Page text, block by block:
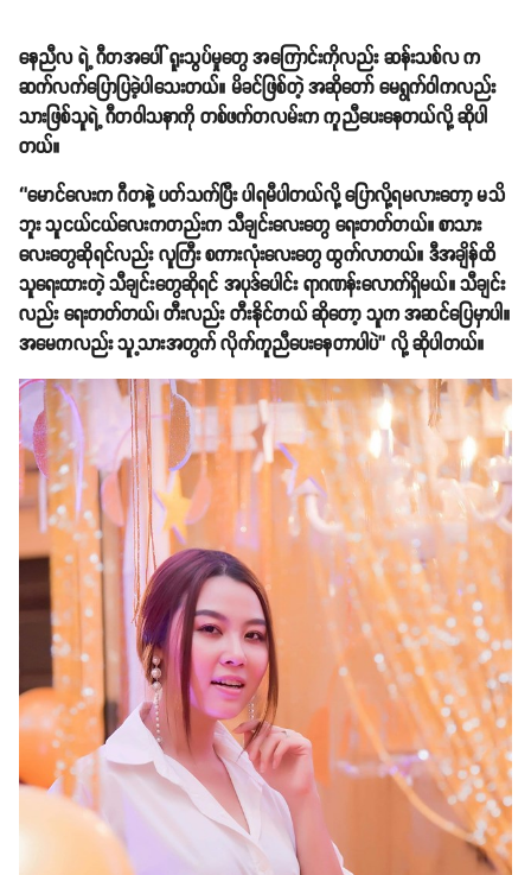
နေညီလ ရဲ့ ဂီတအပေါ် ရူးသွပ်မှုတွေ အကြောင်းကိုလည်း ဆန်းသစ်လ က
ဆက်လက်ပြောပြခဲ့ပါသေးတယ်။ မိခင်ဖြစ်တဲ့ အဆိုတော် မေရွက်ဝါကလည်း
သားဖြစ်သူရဲ့ ဂီတဝါသနာကို တစ်ဖက်တလမ်းက ကူညီပေးနေတယ်လို့ ဆိုပါ
တယ်။
‘’မောင်လေးက ဂီတနဲ့ ပတ်သက်ပြီး ပါရမီပါတယ်လို့ ပြောလို့ရမလားတော့ မသိ
ဘူး သူငယ်ငယ်လေးကတည်းက သီချင်းလေးတွေ ရေးတတ်တယ်။ စာသား
လေးတွေဆိုရင်လည်း လူကြီး စကားလုံးလေးတွေ ထွက်လာတယ်။ ဒီအချိန်ထိ
သူရေးထားတဲ့ သီချင်းတွေဆိုရင် အပုဒ်ပေါင်း ရာဂဏန်းလောက်ရှိမယ်။ သီချင်း
လည်း ရေးတတ်တယ်၊ တီးလည်း တီးနိုင်တယ် ဆိုတော့ သူက အဆင်ပြေမှာပါ။
အမေကလည်း သူ့သားအတွက် လိုက်ကူညီပေးနေတာပါပဲ’’ လို့ ဆိုပါတယ်။